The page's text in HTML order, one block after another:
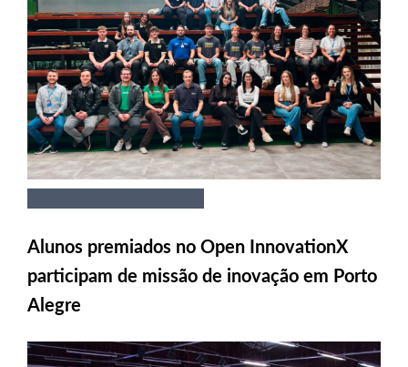
Alunos premiados no Open InnovationX
participam de missão de inovação em Porto
Alegre